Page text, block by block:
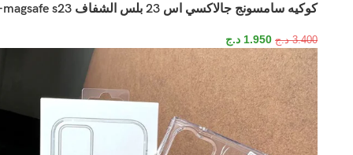
كوكيه سامسونج جالاكسي اس 23 بلس الشفاف magsafe s23+
3.400 د.ج 1.950 د.ج